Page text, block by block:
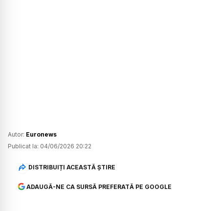
Autor: Euronews
Publicat la: 04/06/2026 20:22
DISTRIBUIȚI ACEASTĂ ȘTIRE
ADAUGĂ-NE CA SURSĂ PREFERATĂ PE GOOGLE